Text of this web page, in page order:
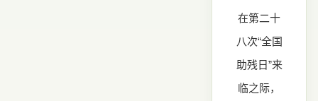
在第二十
八次“全国
助残日”来
临之际，